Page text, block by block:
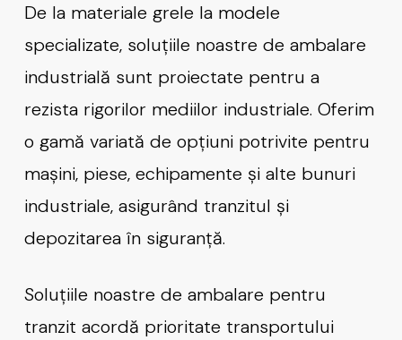
De la materiale grele la modele
specializate, soluțiile noastre de ambalare
industrială sunt proiectate pentru a
rezista rigorilor mediilor industriale. Oferim
o gamă variată de opțiuni potrivite pentru
mașini, piese, echipamente și alte bunuri
industriale, asigurând tranzitul și
depozitarea în siguranță.
Soluțiile noastre de ambalare pentru
tranzit acordă prioritate transportului